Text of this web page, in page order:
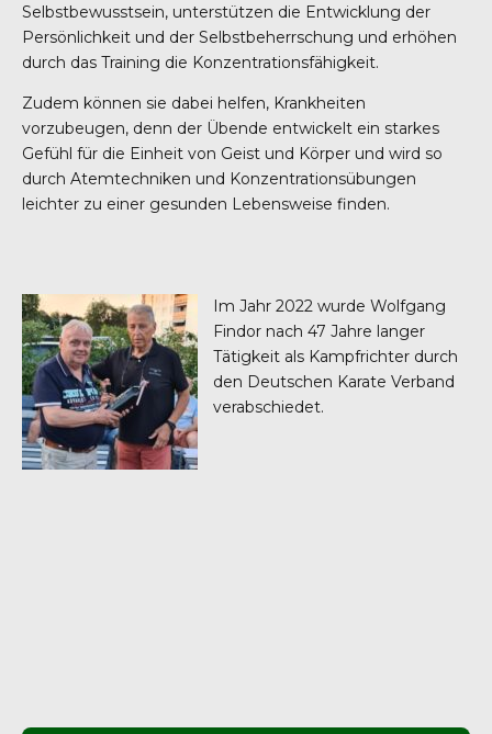
Selbstbewusstsein, unterstützen die Entwicklung der
Persönlichkeit und der Selbstbeherrschung und erhöhen
durch das Training die Konzentrationsfähigkeit.
Zudem können sie dabei helfen, Krankheiten
vorzubeugen, denn der Übende entwickelt ein starkes
Gefühl für die Einheit von Geist und Körper und wird so
durch Atemtechniken und Konzentrationsübungen
leichter zu einer gesunden Lebensweise finden.
Im Jahr 2022 wurde Wolfgang
Findor nach 47 Jahre langer
Tätigkeit als Kampfrichter durch
den Deutschen Karate Verband
verabschiedet.